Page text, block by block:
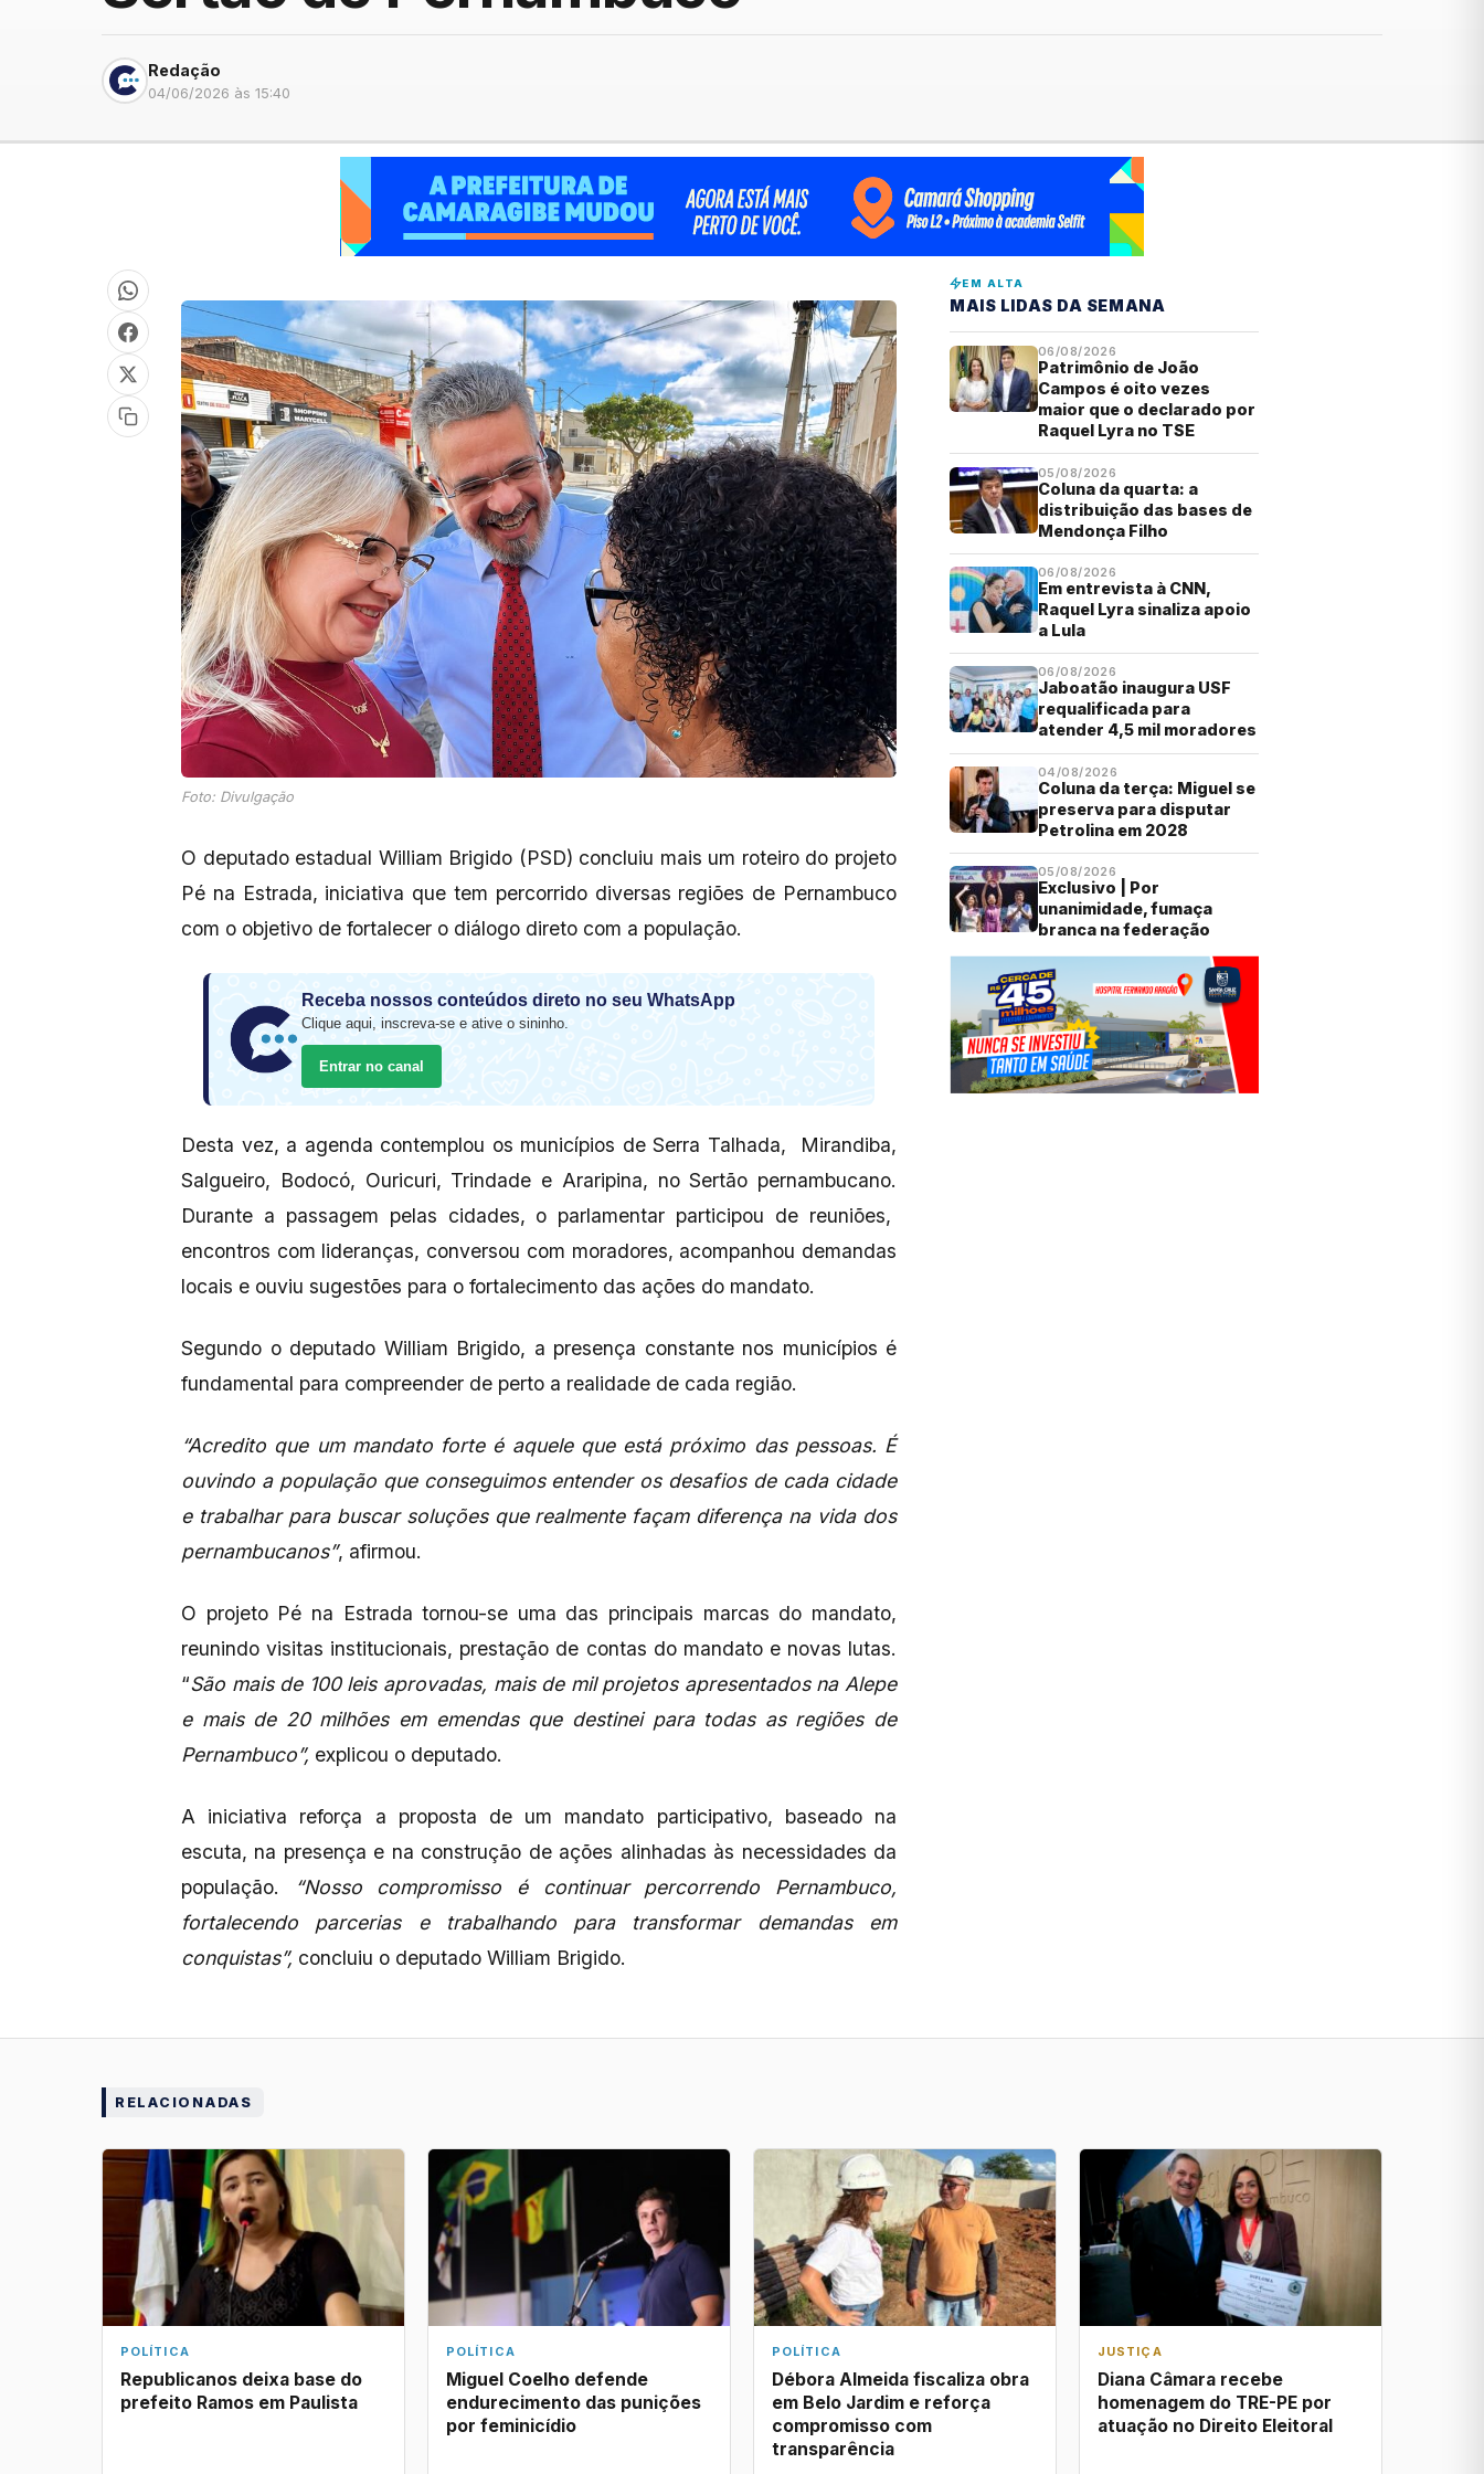
Redação
04/06/2026 às 15:40
Foto: Divulgação
O deputado estadual William Brigido (PSD) concluiu mais um roteiro do projeto
Pé na Estrada, iniciativa que tem percorrido diversas regiões de Pernambuco
com o objetivo de fortalecer o diálogo direto com a população.
Receba nossos conteúdos direto no seu WhatsApp
Clique aqui, inscreva-se e ative o sininho.
Entrar no canal
Desta vez, a agenda contemplou os municípios de Serra Talhada, Mirandiba,
Salgueiro, Bodocó, Ouricuri, Trindade e Araripina, no Sertão pernambucano.
Durante a passagem pelas cidades, o parlamentar participou de reuniões,
encontros com lideranças, conversou com moradores, acompanhou demandas
locais e ouviu sugestões para o fortalecimento das ações do mandato.
Segundo o deputado William Brigido, a presença constante nos municípios é
fundamental para compreender de perto a realidade de cada região.
“Acredito que um mandato forte é aquele que está próximo das pessoas. É
ouvindo a população que conseguimos entender os desafios de cada cidade
e trabalhar para buscar soluções que realmente façam diferença na vida dos
pernambucanos”, afirmou.
O projeto Pé na Estrada tornou-se uma das principais marcas do mandato,
reunindo visitas institucionais, prestação de contas do mandato e novas lutas.
“São mais de 100 leis aprovadas, mais de mil projetos apresentados na Alepe
e mais de 20 milhões em emendas que destinei para todas as regiões de
Pernambuco”, explicou o deputado.
A iniciativa reforça a proposta de um mandato participativo, baseado na
escuta, na presença e na construção de ações alinhadas às necessidades da
população.
“Nosso compromisso é continuar percorrendo Pernambuco,
fortalecendo parcerias e trabalhando para transformar demandas em
conquistas”, concluiu o deputado William Brigido.
EM ALTA
MAIS LIDAS DA SEMANA
06/08/2026
Patrimônio de João
Campos é oito vezes
maior que o declarado por
Raquel Lyra no TSE
05/08/2026
Coluna da quarta: a
distribuição das bases de
Mendonça Filho
06/08/2026
Em entrevista à CNN,
Raquel Lyra sinaliza apoio
a Lula
06/08/2026
Jaboatão inaugura USF
requalificada para
atender 4,5 mil moradores
04/08/2026
Coluna da terça: Miguel se
preserva para disputar
Petrolina em 2028
05/08/2026
Exclusivo | Por
unanimidade, fumaça
branca na federação
RELACIONADAS
POLÍTICA
Republicanos deixa base do
prefeito Ramos em Paulista
POLÍTICA
Miguel Coelho defende
endurecimento das punições
por feminicídio
POLÍTICA
Débora Almeida fiscaliza obra
em Belo Jardim e reforça
compromisso com
transparência
JUSTIÇA
Diana Câmara recebe
homenagem do TRE-PE por
atuação no Direito Eleitoral